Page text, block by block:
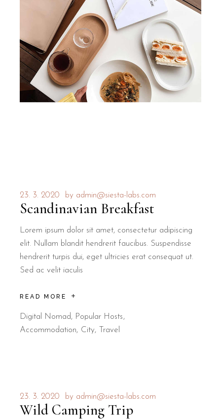
23. 3. 2020 by admin@siesta-labs.com
Scandinavian Breakfast
Lorem ipsum dolor sit amet, consectetur adipiscing
elit. Nullam blandit hendrerit faucibus. Suspendisse
hendrerit turpis dui, eget ultricies erat consequat ut.
Sed ac velit iaculis
READ MORE
Digital Nomad, Popular Hosts
Accommodation
City Travel
23. 3. 2020 by admin@siesta-labs.com
Wild Camping Trip